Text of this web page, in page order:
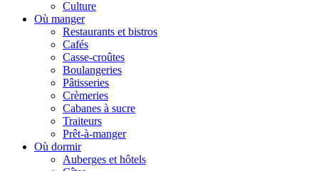
Culture
Où manger
Restaurants et bistros
Cafés
Casse-croûtes
Boulangeries
Pâtisseries
Crèmeries
Cabanes à sucre
Traiteurs
Prêt-à-manger
Où dormir
Auberges et hôtels